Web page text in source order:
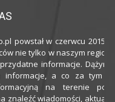
powstał w czerwcu 2015
nie tylko w naszym
informacje.
informacje, a co za tym
na terenie
znaleźć wiadomości,